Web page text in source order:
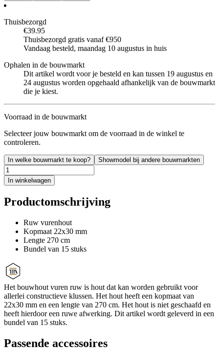
Thuisbezorgd
€39.95
Thuisbezorgd gratis vanaf €950
Vandaag besteld, maandag 10 augustus in huis
Ophalen in de bouwmarkt
Dit artikel wordt voor je besteld en kan tussen 19 augustus en
24 augustus worden opgehaald afhankelijk van de bouwmarkt
die je kiest.
Voorraad in de bouwmarkt
Selecteer jouw bouwmarkt om de voorraad in de winkel te
controleren.
In welke bouwmarkt te koop? Showmodel bij andere bouwmarkten
In winkelwagen
Productomschrijving
Ruw vurenhout
Kopmaat 22x30 mm
Lengte 270 cm
Bundel van 15 stuks
Het bouwhout vuren ruw is hout dat kan worden gebruikt voor
allerlei constructieve klussen. Het hout heeft een kopmaat van
22x30 mm en een lengte van 270 cm. Het hout is niet geschaafd en
heeft hierdoor een ruwe afwerking. Dit artikel wordt geleverd in een
bundel van 15 stuks.
Passende accessoires